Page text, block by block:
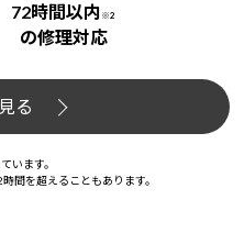
72時間以内 ※2
の修理対応
る
います。
間を超えることもあります。